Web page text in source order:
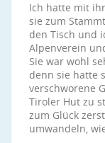
Ich hatte mit
sie zum
den Tisch und
Alpenverein
Sie war wohl
denn sie hatte
verschworene
Tiroler Hut zu
zum Glück
umwandeln,